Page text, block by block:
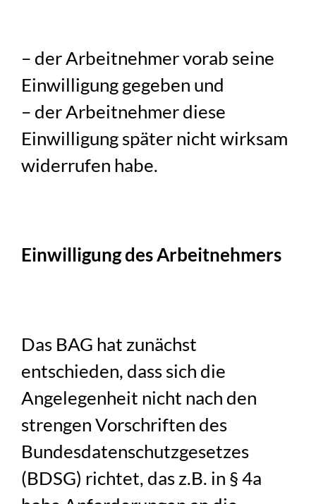
– der Arbeitnehmer vorab seine
Einwilligung gegeben und
– der Arbeitnehmer diese
Einwilligung später nicht wirksam
widerrufen habe.
Einwilligung des Arbeitnehmers
Das BAG hat zunächst
entschieden, dass sich die
Angelegenheit nicht nach den
strengen Vorschriften des
Bundesdatenschutzgesetzes
(BDSG) richtet, das z.B. in § 4a